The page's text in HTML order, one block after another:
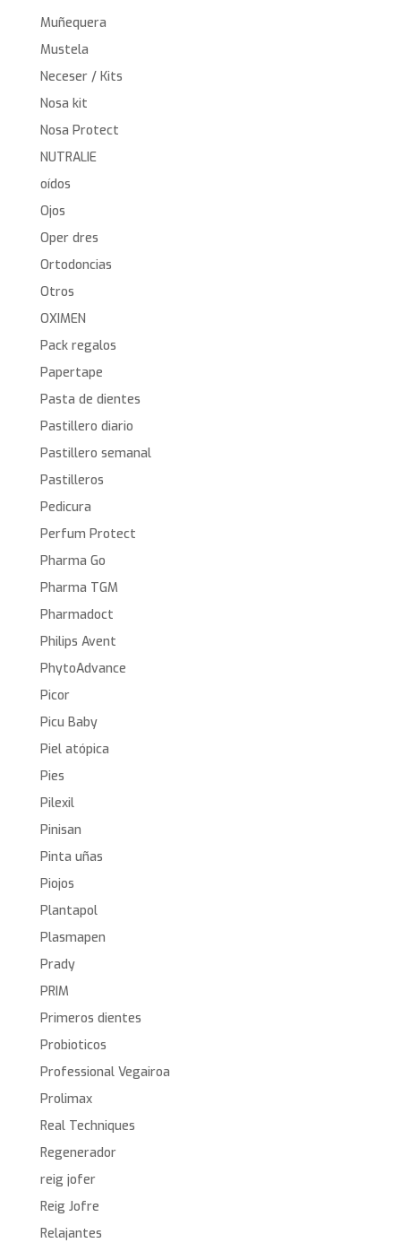
Muñequera
Mustela
Neceser / Kits
Nosa kit
Nosa Protect
NUTRALIE
oídos
Ojos
Oper dres
Ortodoncias
Otros
OXIMEN
Pack regalos
Papertape
Pasta de dientes
Pastillero diario
Pastillero semanal
Pastilleros
Pedicura
Perfum Protect
Pharma Go
Pharma TGM
Pharmadoct
Philips Avent
PhytoAdvance
Picor
Picu Baby
Piel atópica
Pies
Pilexil
Pinisan
Pinta uñas
Piojos
Plantapol
Plasmapen
Prady
PRIM
Primeros dientes
Probioticos
Professional Vegairoa
Prolimax
Real Techniques
Regenerador
reig jofer
Reig Jofre
Relajantes